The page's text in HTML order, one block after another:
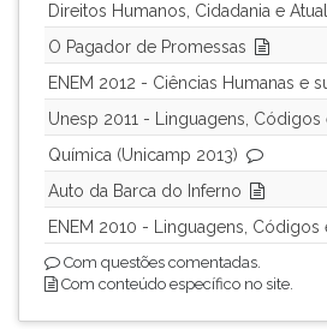
Direitos Humanos, Cidadania e
O Pagador de Promessas
ENEM 2012 - Ciências Humanas e
Unesp 2011 - Linguagens, Códigos
Química (Unicamp 2013)
Auto da Barca do Inferno
ENEM 2010 - Linguagens, Códigos e
Com questões comentadas.
Com conteúdo específico no site.